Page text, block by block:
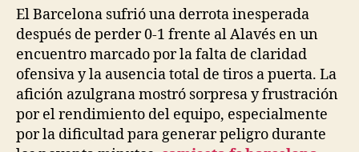
entrada
entrada
El Barcelona sufrió una derrota inesperada
después de perder 0-1 frente al Alavés en un
encuentro marcado por la falta de claridad
ofensiva y la ausencia total de tiros a puerta. La
afición azulgrana mostró sorpresa y frustración
por el rendimiento del equipo, especialmente
por la dificultad para generar peligro durante